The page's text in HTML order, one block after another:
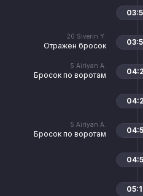
20 Siverin Y.
Отражен бросок
5 Airiyan A.
Бросок по воротам
5 Airiyan A.
Бросок по воротам